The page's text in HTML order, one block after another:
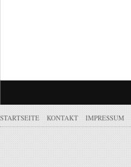
STARTSEITE KONTAKT IMPRESSUM